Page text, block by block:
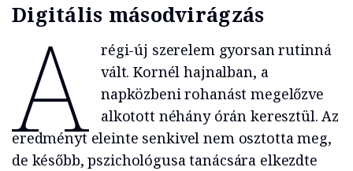
Digitális másodvirágzás
A
régi-új szerelem gyorsan rutinná
vált. Kornél hajnalban, a
napközbeni rohanást megelőzve
alkotott néhány órán keresztül. Az
eredményt eleinte senkivel nem osztotta meg,
de később, pszichológusa tanácsára elkezdte